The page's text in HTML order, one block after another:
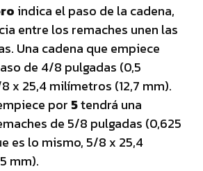
indica el paso de la cadena,
entre los remaches unen las
Una cadena que empiece
de 4/8 pulgadas (0,5
x 25,4 milímetros (12,7 mm).
por 5tendrá una
de 5/8 pulgadas (0,625
es lo mismo, 5/8 x 25,4
mm).